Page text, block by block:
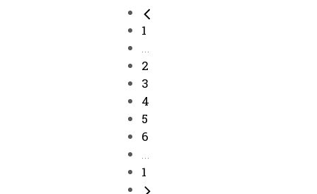
1
...
2
3
4
5
6
...
1